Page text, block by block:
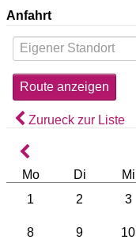
Anfahrt
Zurueck zur Liste
Mo Di Mi
1
2 3
8 9 10